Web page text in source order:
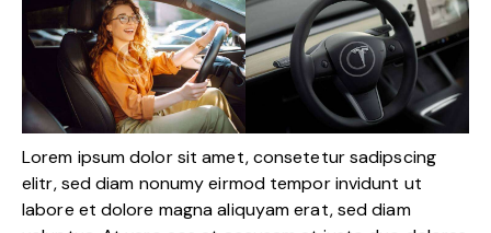
Lorem ipsum dolor sit amet, consetetur sadipscing
elitr, sed diam nonumy eirmod tempor invidunt ut
labore et dolore magna aliquyam erat, sed diam